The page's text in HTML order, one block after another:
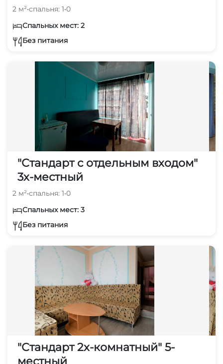
2 м²•спальня: 1•0
Спальных мест: 2
Без питания
"Стандарт с отдельным входом"
3х-местный
2 м²•спальня: 1•0
Спальных мест: 3
Без питания
"Стандарт 2х-комнатный" 5-
местный